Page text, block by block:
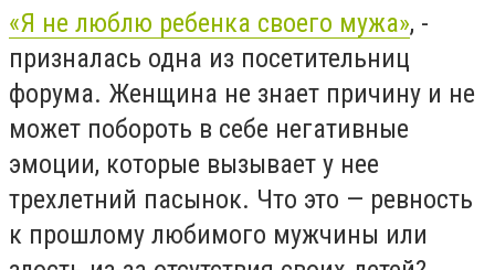
«Я не люблю ребенка своего мужа», -
призналась одна из посетительниц
форума. Женщина не знает причину и не
может побороть в себе негативные
эмоции, которые вызывает у нее
трехлетний пасынок. Что это — ревность
к прошлому любимого мужчины или